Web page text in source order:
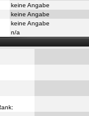
keine Angabe
keine Angabe
keine Angabe
n/a